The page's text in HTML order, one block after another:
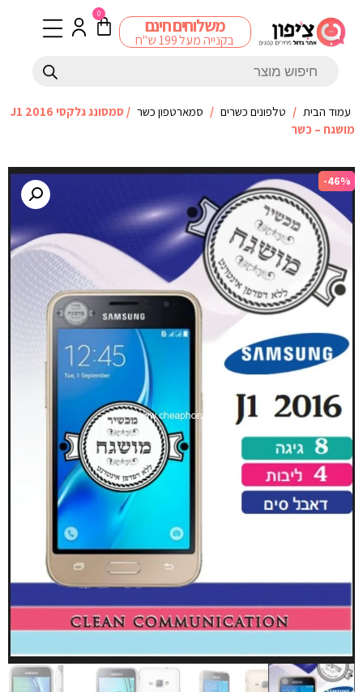
משלוחים חינם
בקנייה מעל 199 ש"ח
0
עמוד הבית / טלפונים כשרים / סמארטפון כשר
/ סמסונג גלקסי J1 2016
מושגח – כשר
-46%